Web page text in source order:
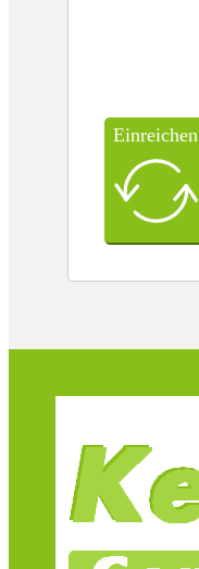
Einreichen